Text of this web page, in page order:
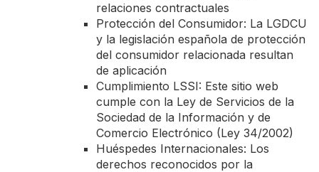
relaciones contractuales
Protección del Consumidor: La LGDCU
y la legislación española de protección
del consumidor relacionada resultan
de aplicación
Cumplimiento LSSI: Este sitio web
cumple con la Ley de Servicios de la
Sociedad de la Información y de
Comercio Electrónico (Ley 34/2002)
Huéspedes Internacionales: Los
derechos reconocidos por la